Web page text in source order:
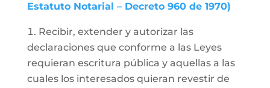
Estatuto Notarial – Decreto 960 de 1970)
Recibir, extender y autorizar las
declaraciones que conforme a las Leyes
requieran escritura pública y aquellas a las
cuales los interesados quieran revestir de